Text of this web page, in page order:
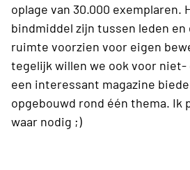
oplage van 30.000 exemplaren.
bindmiddel zijn tussen leden en
ruimte voorzien voor eigen
tegelijk willen we ook voor
een interessant magazine
opgebouwd rond één thema. Ik
waar nodig ;)